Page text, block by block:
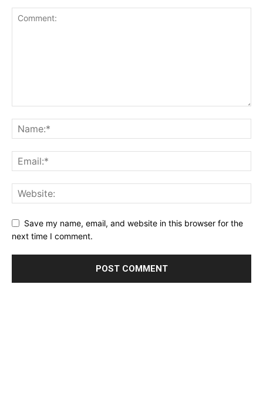
Save my name, email, and website in this browser for the
next time I comment.